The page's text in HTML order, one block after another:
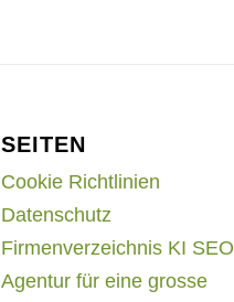
SEITEN
Cookie Richtlinien
Datenschutz
Firmenverzeichnis KI SEO
Agentur für eine grosse